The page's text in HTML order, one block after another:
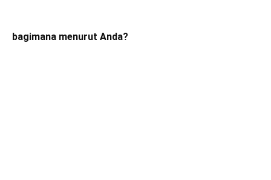
bagimana menurut Anda?